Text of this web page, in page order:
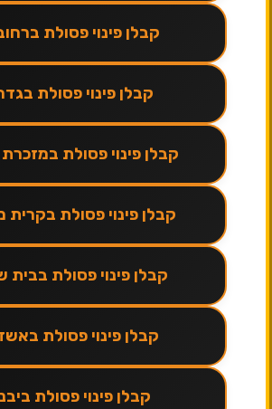
קבלן פינוי פסולת
קבלן פינוי פסולת
קבלן פינוי פסולת
קבלן פינוי פסולת בקרית
קבלן פינוי פסולת
קבלן פינוי פסולת
קבלן פינוי פסולת